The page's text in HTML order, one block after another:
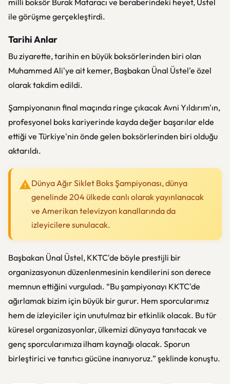
milli boksör Burak Mataracı ve beraberindeki heyet, Üstel
ile görüşme gerçekleştirdi.
Tarihi Anlar
Bu ziyarette, tarihin en büyük boksörlerinden biri olan
Muhammed Ali'ye ait kemer, Başbakan Ünal Üstel'e özel
olarak takdim edildi.
Şampiyonanın final maçında ringe çıkacak Avni Yıldırım'ın,
profesyonel boks kariyerinde kayda değer başarılar elde
ettiği ve Türkiye'nin önde gelen boksörlerinden biri olduğu
aktarıldı.
Dünya Ağır Siklet Boks Şampiyonası, dünya
genelinde 204 ülkede canlı olarak yayınlanacak
ve Amerikan televizyon kanallarında da
izleyicilere sunulacak.
Başbakan Ünal Üstel, KKTC'de böyle prestijli bir
organizasyonun düzenlenmesinin kendilerini son derece
memnun ettiğini vurguladı. “Bu şampiyonayı KKTC'de
ağırlamak bizim için büyük bir gurur. Hem sporcularımız
hem de izleyiciler için unutulmaz bir etkinlik olacak. Bu tür
küresel organizasyonlar, ülkemizi dünyaya tanıtacak ve
genç sporcularımıza ilham kaynağı olacak. Sporun
birleştirici ve tanıtıcı gücüne inanıyoruz.” şeklinde konuştu.